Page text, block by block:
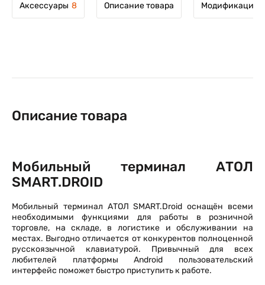
Аксессуары 8 Описание товара Модификации
Описание товара
Мобильный терминал АТОЛ
SMART.DROID
Мобильный терминал АТОЛ SMART.Droid оснащён всеми
необходимыми функциями для работы в розничной
торговле, на складе, в логистике и обслуживании на
местах. Выгодно отличается от конкурентов полноценной
русскоязычной клавиатурой. Привычный для всех
любителей платформы Android пользовательский
интерфейс поможет быстро приступить к работе.